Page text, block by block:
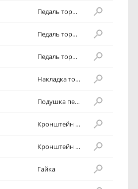
Педаль тормоза
Педаль тормоза
Педаль тормоза
Накладка тормозной педали
Подушка педали сцепления
Кронштейн опоры тормозной педали
Кронштейн опоры тормозной педали
Гайка